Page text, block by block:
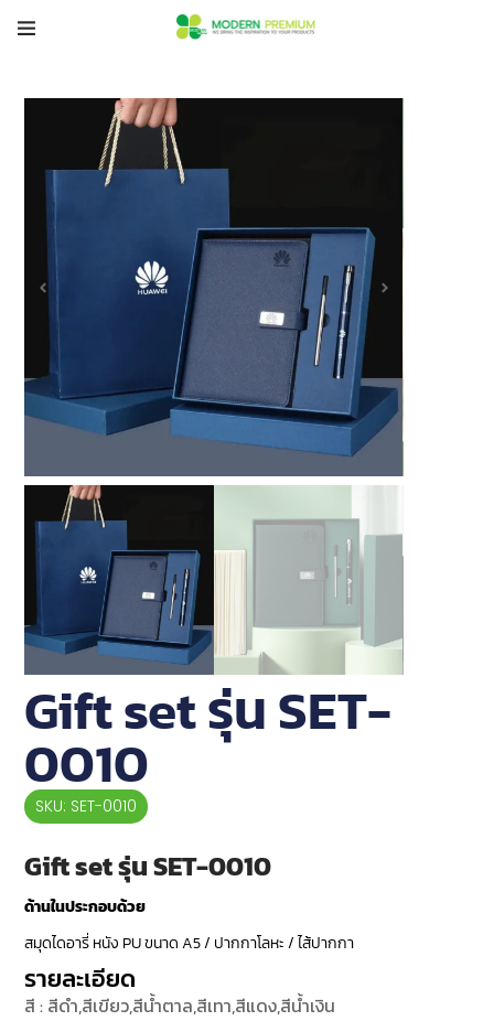
Gift set รุ่น SET-
0010
SKU: SET-0010
Gift set รุ่น SET-0010
ด้านในประกอบด้วย
สมุดไดอารี่ หนัง PU ขนาด A5 / ปากกาโลหะ / ไส้ปากกา
รายละเอียด
สี : สีดำ,สีเขียว,สีน้ำตาล,สีเทา,สีแดง,สีน้ำเงิน